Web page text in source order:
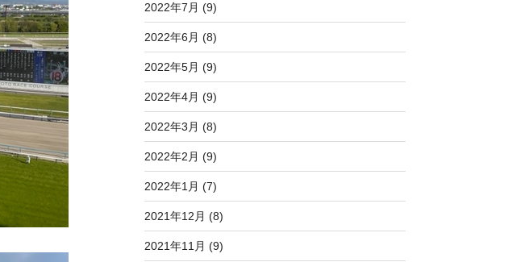
2022年7月 (9)
2022年6月 (8)
2022年5月 (9)
2022年4月 (9)
2022年3月 (8)
2022年2月 (9)
2022年1月 (7)
2021年12月 (8)
2021年11月 (9)